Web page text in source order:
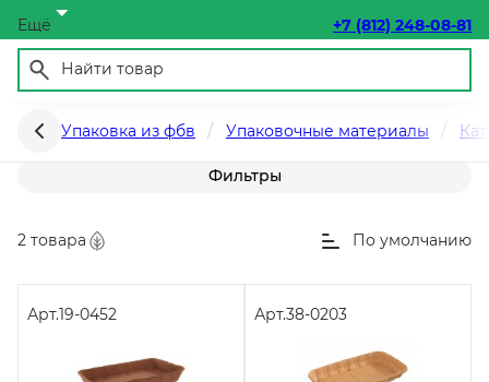
Ещё +7 (812) 248-08-81
Упаковка из фбв Упаковочные материалы
Лотки и подложки фбв
Фильтры
2 товара По умолчанию
Арт.19-0452 Арт.38-0203